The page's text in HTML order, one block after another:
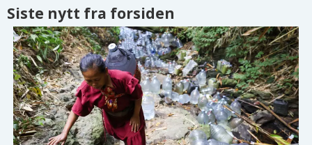
Siste nytt fra forsiden